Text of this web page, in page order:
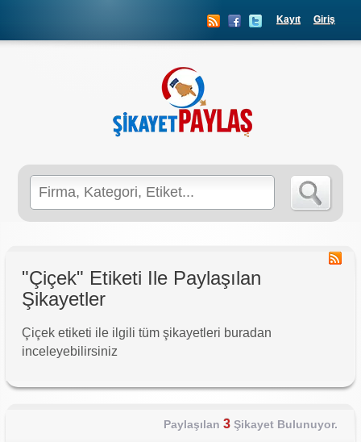
Kayıt Giriş
for:
"Çiçek" Etiketi Ile Paylaşılan
Şikayetler
Çiçek etiketi ile ilgili tüm şikayetleri buradan
inceleyebilirsiniz
Paylaşılan 3Şikayet Bulunuyor.